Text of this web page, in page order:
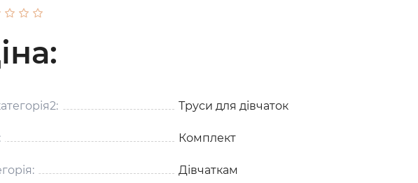
Труси для дівчаток
Комплект
Дівчаткам